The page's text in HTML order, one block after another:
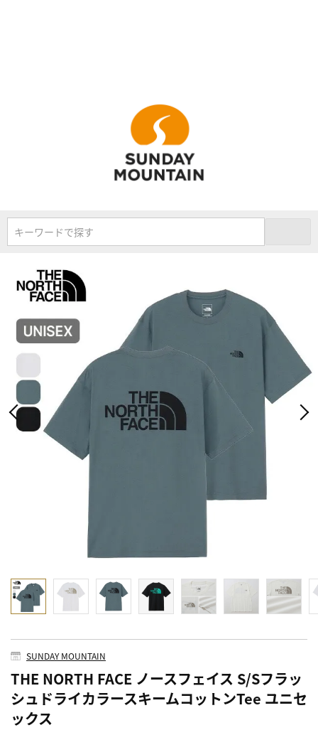
キーワードで探す
SUNDAY MOUNTAIN
THE NORTH FACE ノースフェイス S/Sフラッ
シュドライカラースキームコットンTee ユニセ
ックス